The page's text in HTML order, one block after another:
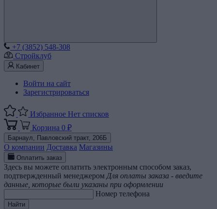
+7 (3852) 548-308
Стройклуб
Кабинет
Войти на сайт
Зарегистрироваться
Избранное Нет списков
Корзина 0 ₽
Барнаул, Павловский тракт, 206Б
О компании Доставка Магазины
Оплатить заказ
Здесь вы можете оплатить электронным способом заказ,
подтвержденный менеджером Для оплаты заказа - введите
данные, которые были указаны при оформлении
Номер телефона
Найти